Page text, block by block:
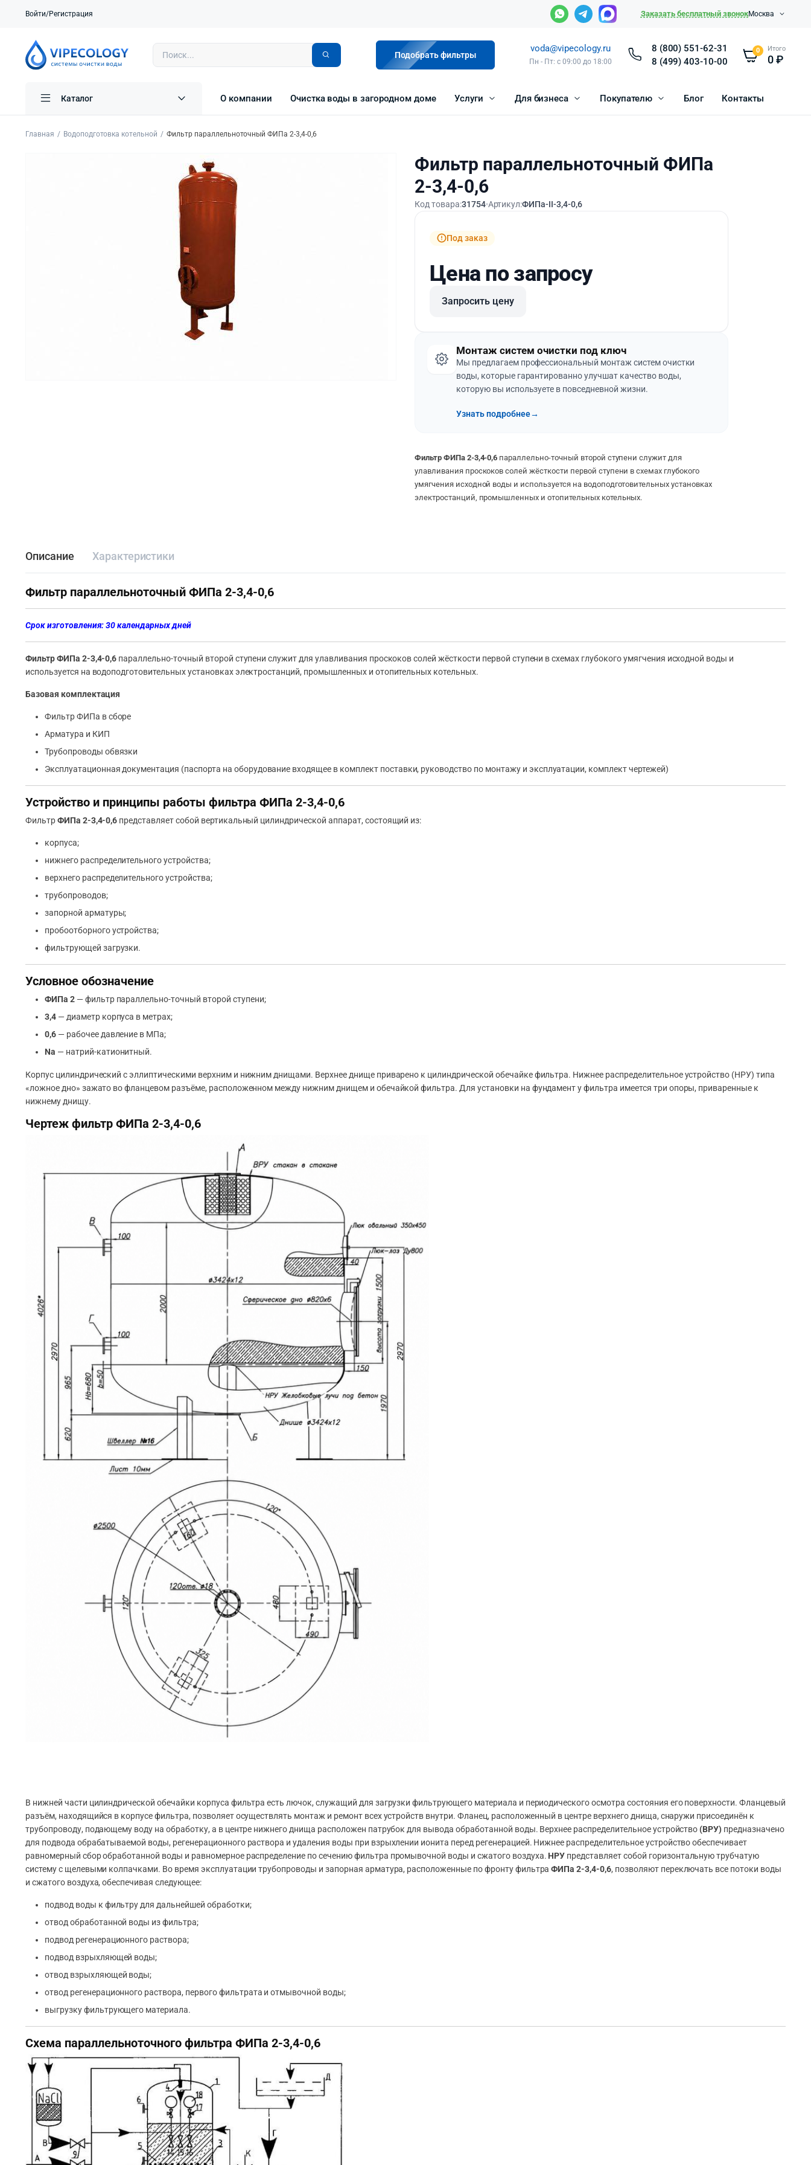
Войти/Регистрация Заказать бесплатный звонокМосква
Подобрать фильтры
voda@vipecology.ru
Пн - Пт: с 09:00 до 18:00
8 (800) 551-62-31
8 (499) 403-10-00
0 Итого
0₽
Каталог О компании Очистка воды в загородном доме Услуги Для бизнеса Покупателю Блог Контакты
Главная Водоподготовка котельной Фильтр параллельноточный ФИПа 2-3,4-0,6
Фильтр параллельноточный ФИПа
2-3,4-0,6
Код товара:31754 Артикул:ФИПа-II-3,4-0,6
Под заказ
Цена по запросу
Запросить цену
Монтаж систем очистки под ключ
Мы предлагаем профессиональный монтаж систем очистки
воды, которые гарантированно улучшат качество воды,
которую вы используете в повседневной жизни.
Узнать подробнее→
Фильтр ФИПа 2-3,4-0,6 параллельно-точный второй ступени служит для
улавливания проскоков солей жёсткости первой ступени в схемах глубокого
умягчения исходной воды и используется на водоподготовительных установках
электростанций, промышленных и отопительных котельных.
Описание Характеристики
Фильтр параллельноточный ФИПа 2-3,4-0,6
Срок изготовления: 30 календарных дней
Фильтр ФИПа 2-3,4-0,6 параллельно-точный второй ступени служит для улавливания проскоков солей жёсткости первой ступени в схемах глубокого умягчения исходной воды и
используется на водоподготовительных установках электростанций, промышленных и отопительных котельных.
Базовая комплектация
Фильтр ФИПа в сборе
Арматура и КИП
Трубопроводы обвязки
Эксплуатационная документация (паспорта на оборудование входящее в комплект поставки, руководство по монтажу и эксплуатации, комплект чертежей)
Устройство и принципы работы фильтра ФИПа 2-3,4-0,6
ФильтрФИПа 2-3,4-0,6 представляет собой вертикальный цилиндрической аппарат, состоящий из:
корпуса;
нижнего распределительного устройства;
верхнего распределительного устройства;
трубопроводов;
запорной арматуры;
пробоотборного устройства;
фильтрующей загрузки.
Условное обозначение
ФИПа 2— фильтр параллельно-точный второй ступени;
3,4— диаметр корпуса в метрах;
0,6— рабочее давление в МПа;
Na — натрий-катионитный.
Корпус цилиндрический с эллиптическими верхним и нижним днищами. Верхнее днище приварено к цилиндрической обечайке фильтра. Нижнее распределительное устройство (НРУ) типа
«ложное дно» зажато во фланцевом разъёме, расположенном между нижним днищем и обечайкой фильтра. Для установки на фундамент у фильтра имеется три опоры, приваренные к
нижнему днищу.
Чертеж фильтр ФИПа 2-3,4-0,6
В нижней части цилиндрической обечайки корпуса фильтра есть лючок, служащий для загрузки фильтрующего материала и периодического осмотра состояния его поверхности. Фланцевый
разъём, находящийся в корпусе фильтра, позволяет осуществлять монтаж и ремонт всех устройств внутри. Фланец, расположенный в центре верхнего днища, снаружи присоединён к
трубопроводу, подающему воду на обработку, а в центре нижнего днища расположен патрубок для вывода обработанной воды. Верхнее распределительное устройство (ВРУ) предназначено
для подвода обрабатываемой воды, регенерационного раствора и удаления воды при взрыхлении ионита перед регенерацией. Нижнее распределительное устройство обеспечивает
равномерный сбор обработанной воды и равномерное распределение по сечению фильтра промывочной воды и сжатого воздуха. НРУ представляет собой горизонтальную трубчатую
систему с щелевыми колпачками. Во время эксплуатации трубопроводы и запорная арматура, расположенные по фронту фильтраФИПа 2-3,4-0,6, позволяют переключать все потоки воды
и сжатого воздуха, обеспечивая следующее:
подвод воды к фильтру для дальнейшей обработки;
отвод обработанной воды из фильтра;
подвод регенерационного раствора;
подвод взрыхляющей воды;
отвод взрыхляющей воды;
отвод регенерационного раствора, первого фильтрата и отмывочной воды;
выгрузку фильтрующего материала.
Схема параллельноточного фильтра ФИПа 2-3,4-0,6